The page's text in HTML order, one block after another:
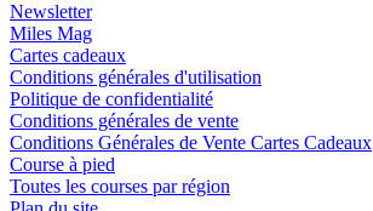
Newsletter
Miles Mag
Cartes cadeaux
Conditions générales d'utilisation
Politique de confidentialité
Conditions générales de vente
Conditions Générales de Vente Cartes Cadeaux
Course à pied
Toutes les courses par région